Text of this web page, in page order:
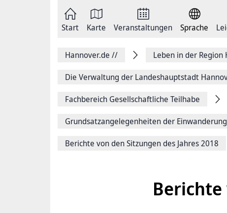
Start Karte Veranstaltungen Sprache
Hannover.de // Leben in der Region
Die Verwaltung der Landeshauptstadt
Fachbereich Gesellschaftliche Teilhabe
Grundsatzangelegenheiten der Einwanderung
Berichte von den Sitzungen des Jahres 2018
Berichte